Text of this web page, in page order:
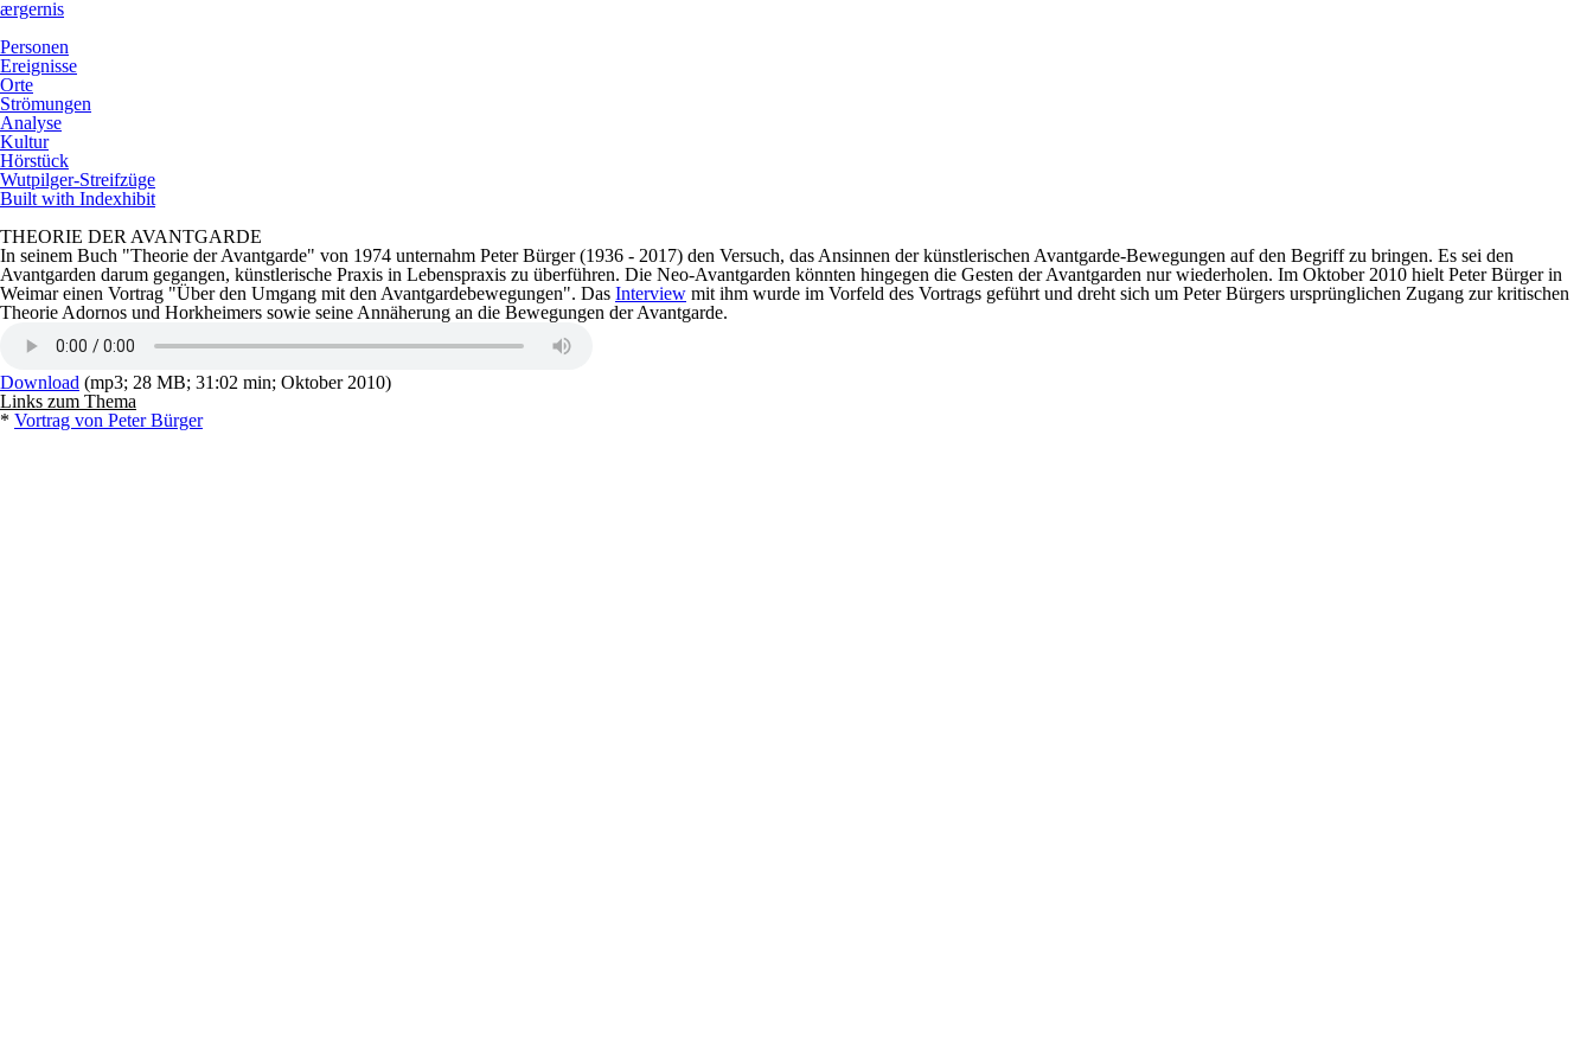
ærgernis
Personen
Ereignisse
Orte
Strömungen
Analyse
Kultur
Hörstück
Wutpilger-Streifzüge
Built with Indexhibit
THEORIE DER AVANTGARDE
In seinem Buch "Theorie der Avantgarde" von 1974 unternahm Peter Bürger (1936 - 2017) den Versuch, das Ansinnen der künstlerischen Avantgarde-Bewegungen auf den Begriff zu bringen. Es sei den
Avantgarden darum gegangen, künstlerische Praxis in Lebenspraxis zu überführen. Die Neo-Avantgarden könnten hingegen die Gesten der Avantgarden nur wiederholen. Im Oktober 2010 hielt Peter Bürger in
Weimar einen Vortrag "Über den Umgang mit den Avantgardebewegungen". Das Interview mit ihm wurde im Vorfeld des Vortrags geführt und dreht sich um Peter Bürgers ursprünglichen Zugang zur kritischen
Theorie Adornos und Horkheimers sowie seine Annäherung an die Bewegungen der Avantgarde.
Download (mp3; 28 MB; 31:02 min; Oktober 2010)
Links zum Thema
* Vortrag von Peter Bürger